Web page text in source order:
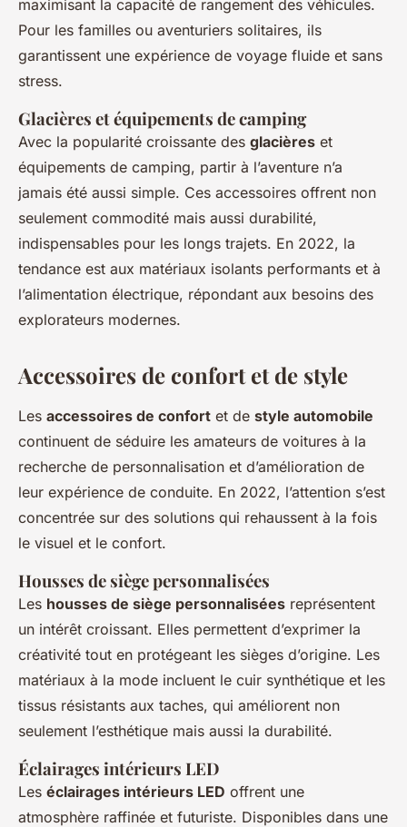
maximisant la capacité de rangement des véhicules.
Pour les familles ou aventuriers solitaires, ils
garantissent une expérience de voyage fluide et sans
stress.
Glacières et équipements de camping
Avec la popularité croissante des glacières et
équipements de camping, partir à l’aventure n’a
jamais été aussi simple. Ces accessoires offrent non
seulement commodité mais aussi durabilité,
indispensables pour les longs trajets. En 2022, la
tendance est aux matériaux isolants performants et à
l’alimentation électrique, répondant aux besoins des
explorateurs modernes.
Accessoires de confort et de style
Les accessoires de confort et de style automobile
continuent de séduire les amateurs de voitures à la
recherche de personnalisation et d’amélioration de
leur expérience de conduite. En 2022, l’attention s’est
concentrée sur des solutions qui rehaussent à la fois
le visuel et le confort.
Housses de siège personnalisées
Les housses de siège personnalisées représentent
un intérêt croissant. Elles permettent d’exprimer la
créativité tout en protégeant les sièges d’origine. Les
matériaux à la mode incluent le cuir synthétique et les
tissus résistants aux taches, qui améliorent non
seulement l’esthétique mais aussi la durabilité.
Éclairages intérieurs LED
Les éclairages intérieurs LED offrent une
atmosphère raffinée et futuriste. Disponibles dans une